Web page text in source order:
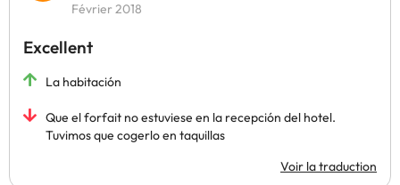
Février 2018
Excellent
La habitación
Que el forfait no estuviese en la recepción del hotel.
Tuvimos que cogerlo en taquillas
Voir la traduction